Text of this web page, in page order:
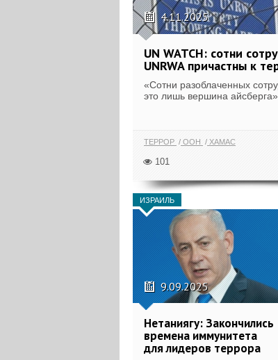
4.11.2025
UN WATCH: сотни
UNRWA причастны к
«Сотни разоблаченных
это лишь вершина айсберга»
ТЕРРОР ООН ХАМАС
101
ИЗРАИЛЬ
9.09.2025
Нетаниягу: Закончились
времена иммунитета
для лидеров террора